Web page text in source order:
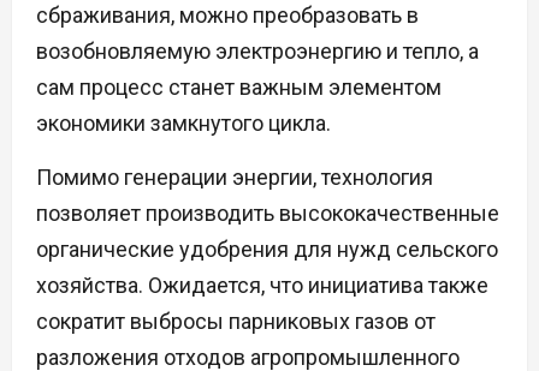
сбраживания, можно преобразовать в
возобновляемую электроэнергию и тепло, а
сам процесс станет важным элементом
экономики замкнутого цикла.
Помимо генерации энергии, технология
позволяет производить высококачественные
органические удобрения для нужд сельского
хозяйства. Ожидается, что инициатива также
сократит выбросы парниковых газов от
разложения отходов агропромышленного